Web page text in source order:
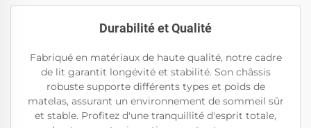
Durabilité et Qualité
Fabriqué en matériaux de haute qualité, notre cadre
de lit garantit longévité et stabilité. Son châssis
robuste supporte différents types et poids de
matelas, assurant un environnement de sommeil sûr
et stable. Profitez d'une tranquillité d'esprit totale,